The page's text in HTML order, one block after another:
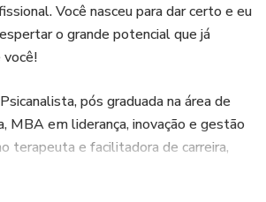
Você nasceu para dar certo e eu
o grande potencial que já
pós graduada na área de
MBA em liderança, inovação e gestão
terapeuta e facilitadora de carreira,
do desenvolvimento humano em